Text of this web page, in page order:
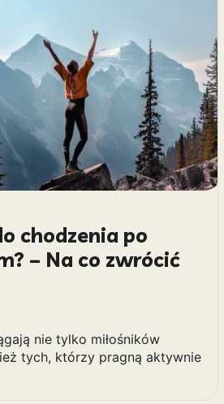
chodzenia po
– Na co zwrócić
nie tylko miłośników
tych, którzy pragną aktywnie